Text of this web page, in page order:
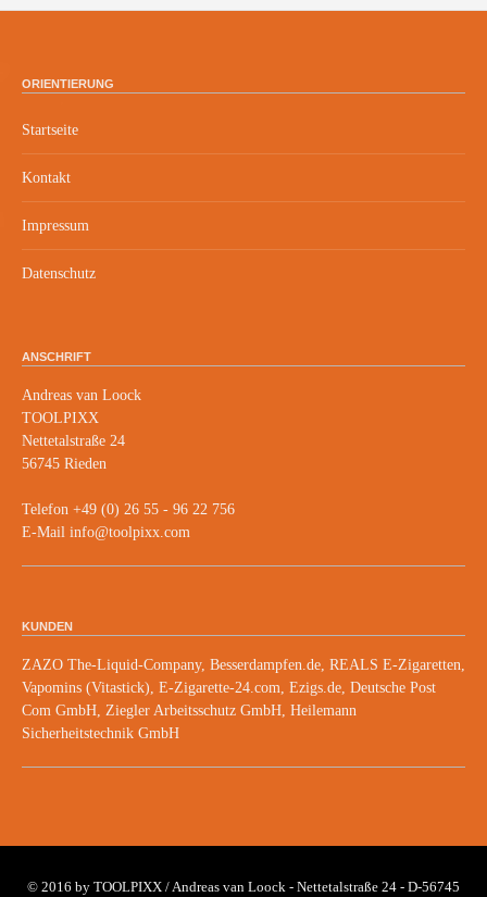
ORIENTIERUNG
Startseite
Kontakt
Impressum
Datenschutz
ANSCHRIFT
Andreas van Loock
TOOLPIXX
Nettetalstraße 24
56745 Rieden
Telefon +49 (0) 26 55 - 96 22 756
E-Mail info@toolpixx.com
KUNDEN
ZAZO The-Liquid-Company, Besserdampfen.de, REALS E-Zigaretten,
Vapomins (Vitastick), E-Zigarette-24.com, Ezigs.de, Deutsche Post
Com GmbH, Ziegler Arbeitsschutz GmbH, Heilemann
Sicherheitstechnik GmbH
© 2016 by TOOLPIXX / Andreas van Loock - Nettetalstraße 24 - D-56745